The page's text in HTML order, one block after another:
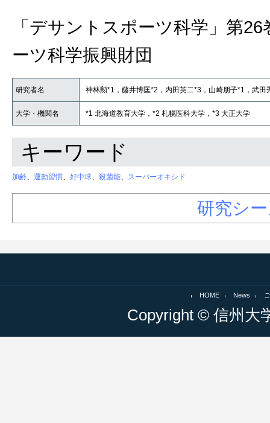
「デサントスポーツ科学」第
ーツ科学振興財団
研究者名 神林勲*1，藤井博匡*2，内田英二*3，山崎朋子*1，武田
大学・機関名 *1 北海道教育大学，*2 札幌医科大学，*3 大正大学
キーワード
加齢、 運動習慣、 好中球、 殺菌能、 スーパーオキシド
研究シ
HOME News
Copyright © 信州大